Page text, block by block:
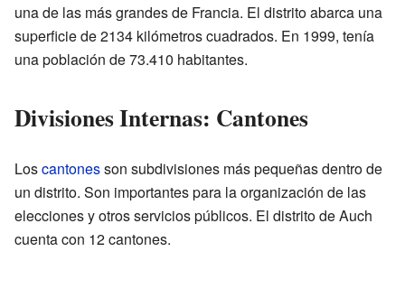
una de las más grandes de Francia. El distrito abarca una
superficie de 2134 kilómetros cuadrados. En 1999, tenía
una población de 73.410 habitantes.
Divisiones Internas: Cantones
Loscantonesson subdivisiones más pequeñas dentro de
un distrito. Son importantes para la organización de las
elecciones y otros servicios públicos. El distrito de Auch
cuenta con 12 cantones.